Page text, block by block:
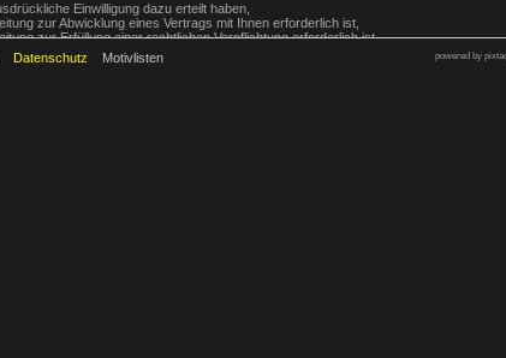
Datenschutz Motivlisten powered by
Einwilligung dazu erteilt haben,
zur Abwicklung eines Vertrags mit Ihnen erforderlich ist,
zur Erfüllung einer rechtlichen Verpflichtung erforderlich ist,
Wahrung berechtigter Interessen erforderlich ist und kein Grund zur Annahme